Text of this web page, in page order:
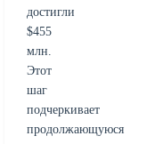
достигли
$455
млн.
Этот
шаг
подчеркивает
продолжающуюся